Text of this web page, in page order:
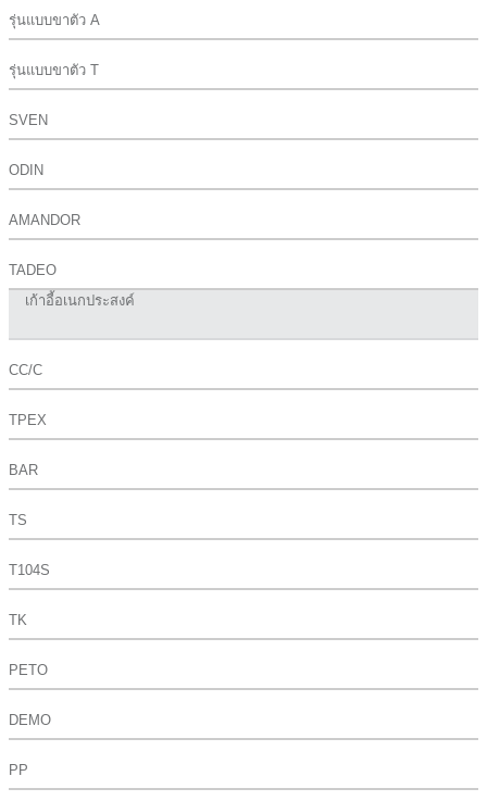
รุ่นแบบขาตัว A
รุ่นแบบขาตัว T
SVEN
ODIN
AMANDOR
TADEO
เก้าอี้อเนกประสงค์
CC/C
TPEX
BAR
TS
T104S
TK
PETO
DEMO
PP